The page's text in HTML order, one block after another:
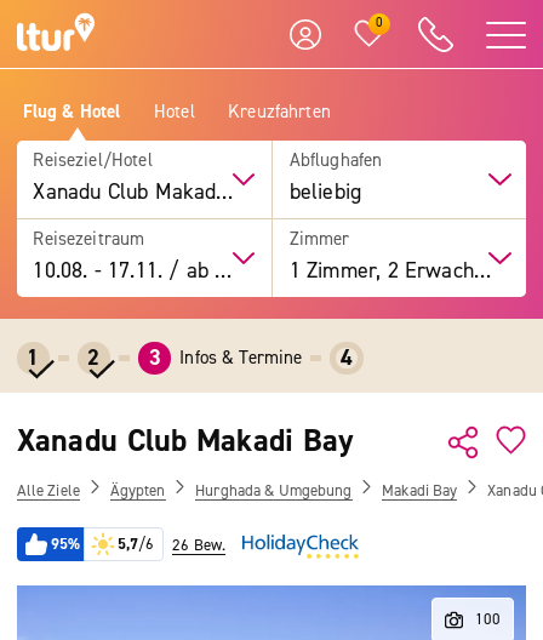
0
Flug & Hotel Hotel Kreuzfahrten
Reiseziel/Hotel
Xanadu Club Makadi Bay
Abflughafen
beliebig
Reisezeitraum
10.08. -17.11. / ab 7 Tage
Zimmer
1 Zimmer, 2 Erwachsene
1 2 3 Infos & Termine 4
Xanadu Club Makadi Bay
Alle Ziele Ägypten Hurghada & Umgebung Makadi Bay Xanadu
95% 5,7/6 26 Bew.